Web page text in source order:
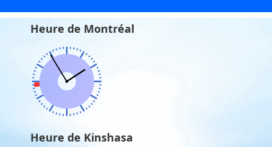
Heure de Montréal
Heure de Kinshasa